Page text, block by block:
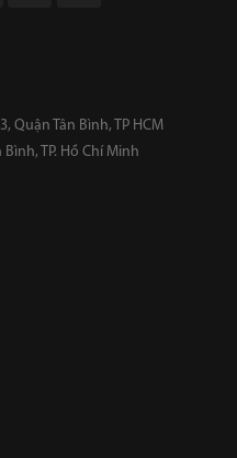
Quận Tân Bình, TP HCM
TP. Hồ Chí Minh